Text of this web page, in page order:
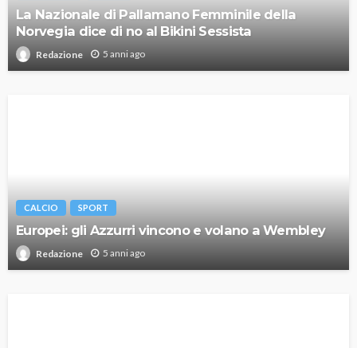
La Nazionale di Pallamano Femminile della
Norvegia dice di no al Bikini Sessista
Redazione 5 anni ago
CALCIO SPORT
Europei: gli Azzurri vincono e volano a Wembley
Redazione 5 anni ago